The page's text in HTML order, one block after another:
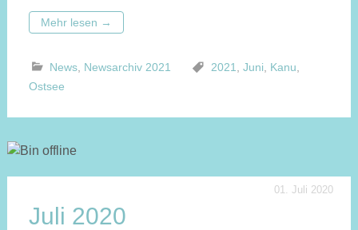
Mehr lesen →
News, Newsarchiv 2021 2021 Juni Kanu
Ostsee
01. Juli 2020
Juli 2020